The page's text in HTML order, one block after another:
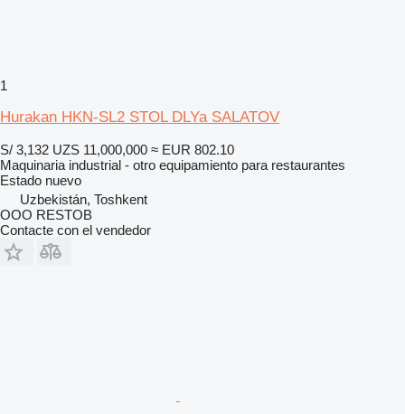
1
Hurakan HKN-SL2 STOL DLYa SALATOV
S/ 3,132 UZS 11,000,000 ≈ EUR 802.10
Maquinaria industrial - otro equipamiento para restaurantes
Estado nuevo
Uzbekistán, Toshkent
OOO RESTOB
Contacte con el vendedor